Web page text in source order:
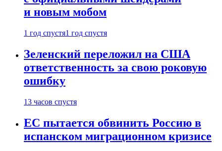
и новым мобом
1 год спустя1 год спустя
Зеленский переложил на США
ответственность за свою роковую
ошибку
13 часов спустя
ЕС пытается обвинить Россию в
испанском миграционном кризисе